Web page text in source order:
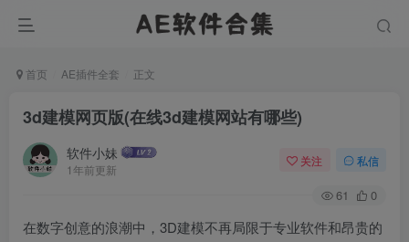
首页 AE插件全套 正文
3d建模网页版(在线3d建模网站有哪些)
软件小妹
1年前更新
关注 私信
61 0
在数字创意的浪潮中，3D建模不再局限于专业软件和昂贵的